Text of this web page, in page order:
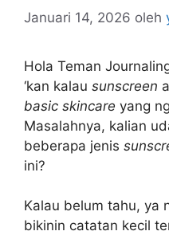
Januari 14, 2026 oleh
Hola Teman
‘kan kalau sunscreen
basic skincare yang
Masalahnya, kalian
beberapa jenis
ini?
Kalau belum tahu, ya
bikinin catatan kecil